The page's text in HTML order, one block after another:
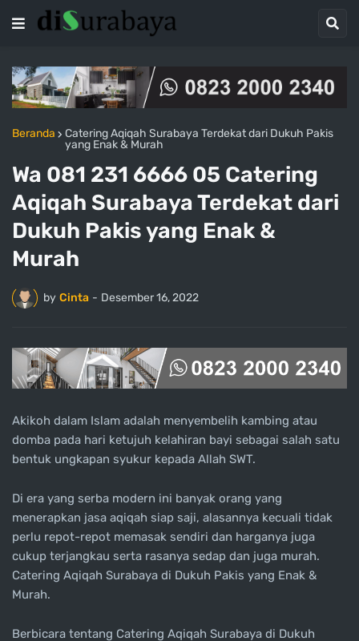
Beranda
Catering Aqiqah Surabaya Terdekat dari Dukuh Pakis
yang Enak & Murah
Wa 081 231 6666 05 Catering
Aqiqah Surabaya Terdekat dari
Dukuh Pakis yang Enak &
Murah
by Cinta - Desember 16, 2022
Akikoh dalam Islam adalah menyembelih kambing atau
domba pada hari ketujuh kelahiran bayi sebagai salah satu
bentuk ungkapan syukur kepada Allah SWT.
Di era yang serba modern ini banyak orang yang
menerapkan jasa aqiqah siap saji, alasannya kecuali tidak
perlu repot-repot memasak sendiri dan harganya juga
cukup terjangkau serta rasanya sedap dan juga murah.
Catering Aqiqah Surabaya di Dukuh Pakis yang Enak &
Murah.
Berbicara tentang Catering Aqiqah Surabaya di Dukuh